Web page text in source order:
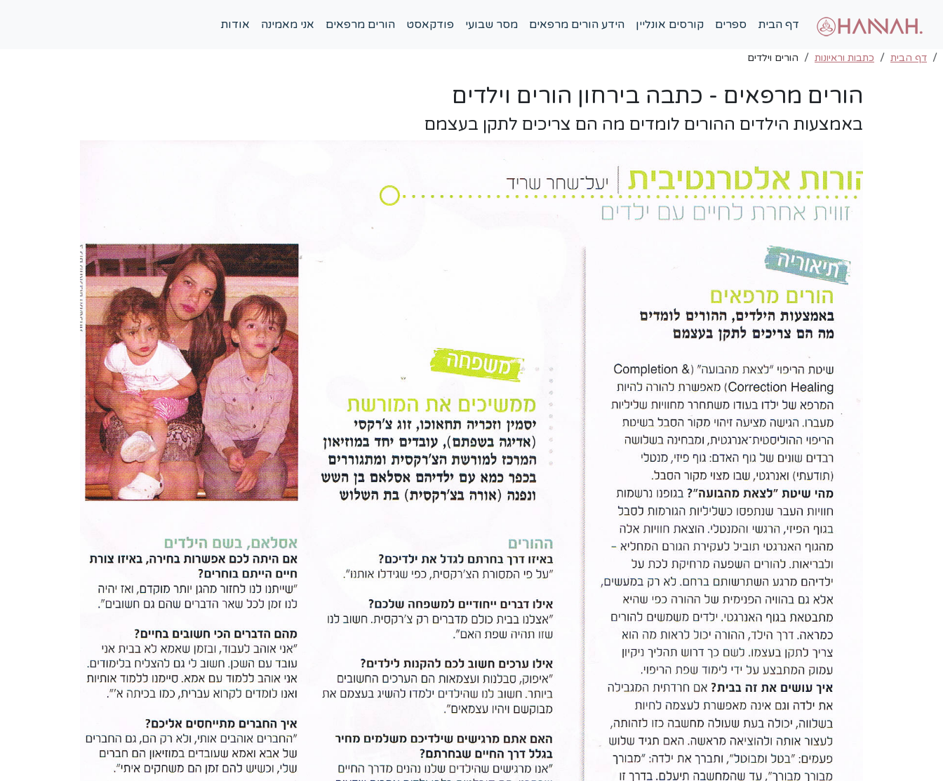
דף הבית ספרים קורסים אונליין הידע הורים מרפאים מסר שבועי פודקאסט הורים מרפאים אני מאמינה אודות
דף הבית כתבות וראיונות הורים וילדים
הורים מרפאים - כתבה בירחון הורים וילדים
באמצעות הילדים ההורים לומדים מה הם צריכים לתקן בעצמם